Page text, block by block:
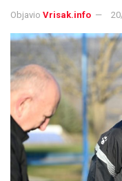
Objavio Vrisak.info